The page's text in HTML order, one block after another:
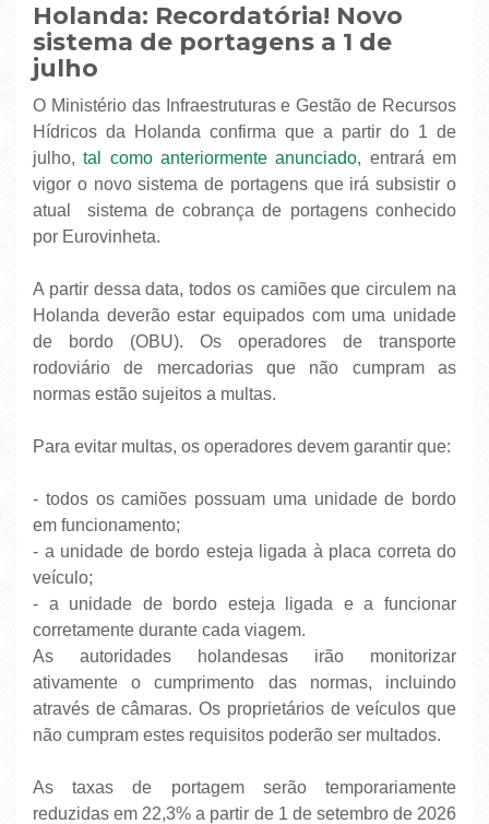
Holanda: Recordatória! Novo
sistema de portagens a 1 de
julho
O Ministério das Infraestruturas e Gestão de Recursos
Hídricos da Holanda confirma que a partir do 1 de
julho,tal como anteriormente anunciado, entrará em
vigor o novo sistema de portagens que irá subsistir o
atual sistema de cobrança de portagens conhecido
por Eurovinheta.
A partir dessa data, todos os camiões que circulem na
Holanda deverão estar equipados com uma unidade
de bordo (OBU). Os operadores de transporte
rodoviário de mercadorias que não cumpram as
normas estão sujeitos a multas.
Para evitar multas, os operadores devem garantir que:
- todos os camiões possuam uma unidade de bordo
em funcionamento;
- a unidade de bordo esteja ligada à placa correta do
veículo;
- a unidade de bordo esteja ligada e a funcionar
corretamente durante cada viagem.
As autoridades holandesas irão monitorizar
ativamente o cumprimento das normas, incluindo
através de câmaras. Os proprietários de veículos que
não cumpram estes requisitos poderão ser multados.
As taxas de portagem serão temporariamente
reduzidas em 22,3% a partir de 1 de setembro de 2026